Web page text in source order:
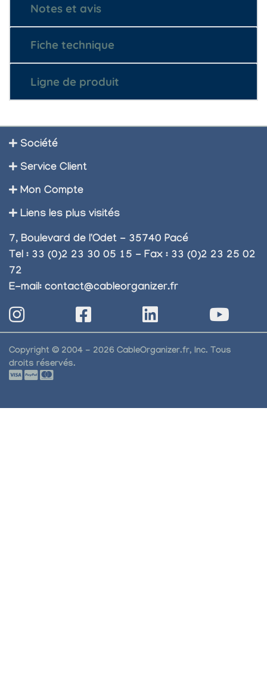
Notes et avis
Fiche technique
Ligne de produit
Société
Service Client
Mon Compte
Liens les plus visités
7, Boulevard de l'Odet - 35740 Pacé
Tel : 33 (0)2 23 30 05 15 - Fax : 33 (0)2 23 25 02
72
E-mail: contact@cableorganizer.fr
Copyright © 2004 - 2026 CableOrganizer.fr, Inc. Tous
droits réservés.